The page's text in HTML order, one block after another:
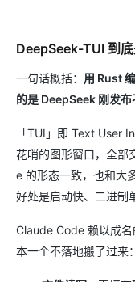
DeepSeek-TUI 到
一句话概括： 用 Rust
的是 DeepSeek 刚发布
「TUI」即 Text User
花哨的图形窗口，全
e 的形态一致，也和大
好处是启动快、二进制
Claude Code 赖以成
本一个不落地搬了过来：